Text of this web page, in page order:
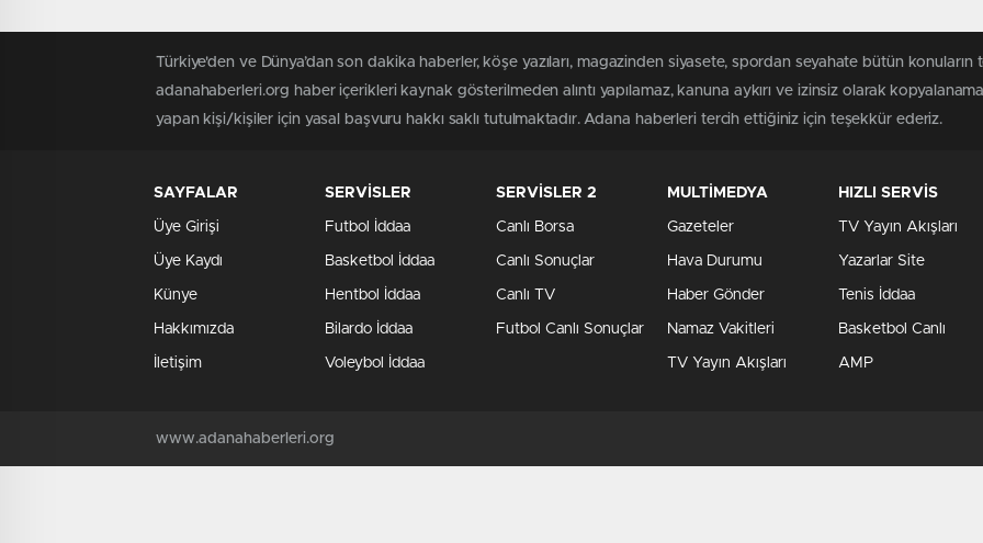
Türkiye'den ve Dünya’dan son dakika haberler, köşe yazıları, magazinden siyasete, spordan seyahate bütün
adanahaberleri.org haber içerikleri kaynak gösterilmeden alıntı yapılamaz, kanuna aykırı ve izinsiz olarak
yapan kişi/kişiler için yasal başvuru hakkı saklı tutulmaktadır. Adana haberleri tercih ettiğiniz için teşekkür ederiz.
SAYFALAR
Üye Girişi
Üye Kaydı
Künye
Hakkımızda
İletişim
SERVİSLER
Futbol İddaa
Basketbol İddaa
Hentbol İddaa
Bilardo İddaa
Voleybol İddaa
SERVİSLER 2
Canlı Borsa
Canlı Sonuçlar
Canlı TV
Futbol Canlı Sonuçlar
MULTİMEDYA
Gazeteler
Hava Durumu
Haber Gönder
Namaz Vakitleri
TV Yayın Akışları
HIZLI SERVİS
TV Yayın Akışları
Yazarlar Site
Tenis İddaa
Basketbol Canlı
AMP
www.adanahaberleri.org